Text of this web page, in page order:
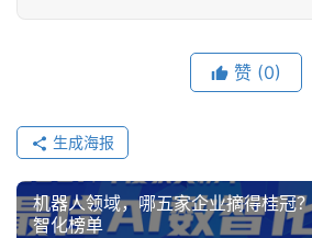
赞 (0)
生成海报
机器人领域，哪五家企业摘得桂冠
智化榜单